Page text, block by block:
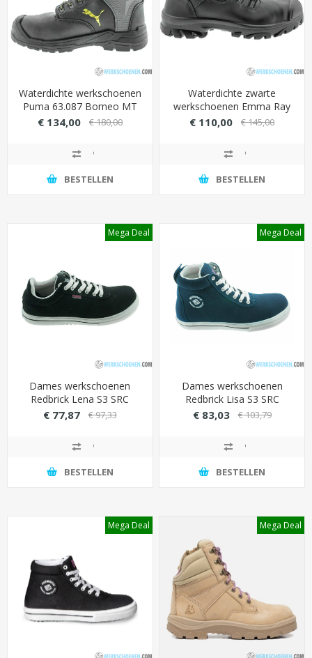
Waterdichte werkschoenen
Puma 63.087 Borneo MT
MID S3 bestand tegen
€ 134,00 € 180,00
BESTELLEN
Waterdichte zwarte
werkschoenen Emma Ray
S3 met fiberglas
€ 110,00 € 145,00
BESTELLEN
Mega Deal
Dames werkschoenen
Redbrick Lena S3 SRC
€ 77,87 € 97,33
BESTELLEN
Mega Deal
Dames werkschoenen
Redbrick Lisa S3 SRC
€ 83,03 € 103,79
BESTELLEN
Mega Deal Mega Deal